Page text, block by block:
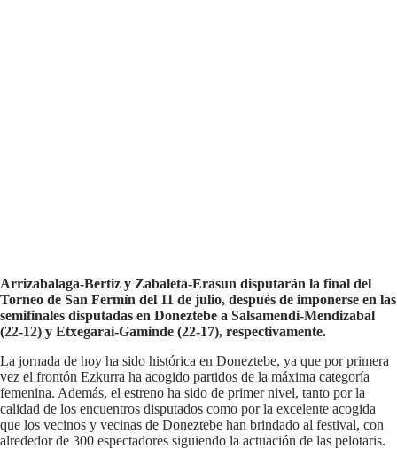
Arrizabalaga-Bertiz y Zabaleta-Erasun disputarán la final del
Torneo de San Fermín del 11 de julio, después de imponerse en las
semifinales disputadas en Doneztebe a Salsamendi-Mendizabal
(22-12) y Etxegarai-Gaminde (22-17), respectivamente.
La jornada de hoy ha sido histórica en Doneztebe, ya que por primera
vez el frontón Ezkurra ha acogido partidos de la máxima categoría
femenina. Además, el estreno ha sido de primer nivel, tanto por la
calidad de los encuentros disputados como por la excelente acogida
que los vecinos y vecinas de Doneztebe han brindado al festival, con
alrededor de 300 espectadores siguiendo la actuación de las pelotaris.